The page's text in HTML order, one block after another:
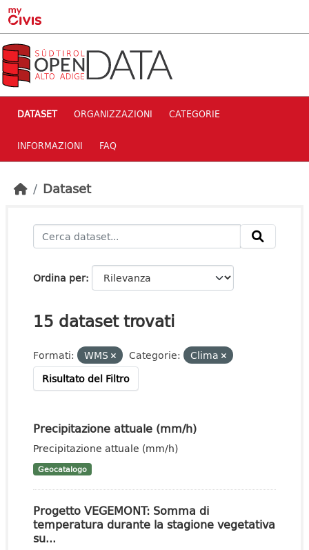
Skip to main content
DATASET ORGANIZZAZIONI CATEGORIE
INFORMAZIONI FAQ
Dataset
Ordina per
15 dataset trovati
Formati: WMS Categorie:
Clima
Risultato del Filtro
Precipitazione attuale (mm/h)
Precipitazione attuale (mm/h)
Geocatalogo
Progetto VEGEMONT: Somma di
temperatura durante la stagione vegetativa
su...